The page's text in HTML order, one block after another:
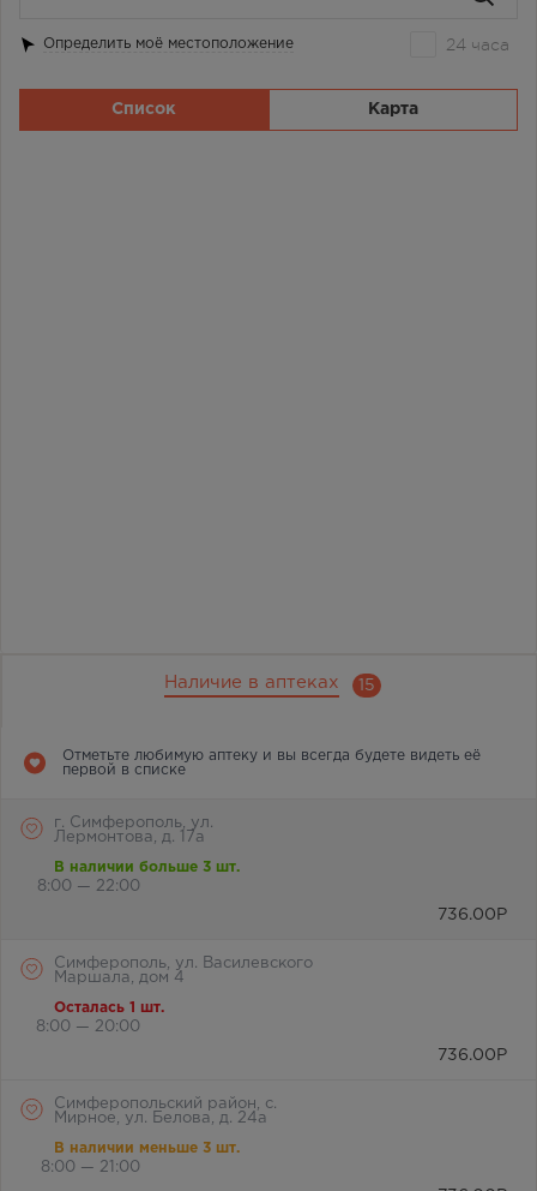
Наличие в аптеках 15
Отметьте любимую аптеку и вы всегда будете видеть её
первой в списке
г. Симферополь, ул.
Лермонтова, д. 17а
В наличии больше 3 шт.
8:00 — 22:00
736.00 Р
Симферополь, ул. Василевского
Маршала, дом 4
Осталась 1 шт.
8:00 — 20:00
736.00 Р
Симферопольский район, с.
Мирное, ул. Белова, д. 24а
В наличии меньше 3 шт.
8:00 — 21:00
Определить моё местоположение 24 часа
Список Карта